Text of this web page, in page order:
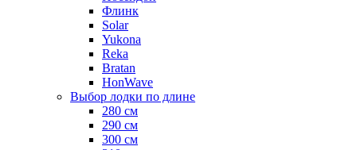
Флинк
Solar
Yukona
Reka
Bratan
HonWave
Выбор лодки по длине
280 см
290 см
300 см